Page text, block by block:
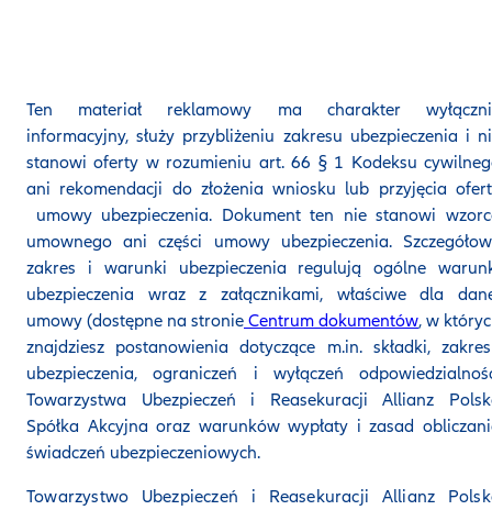
Ten materiał reklamowy ma charakter
informacyjny, służy przybliżeniu zakresu ubezpieczenia i
stanowi oferty w rozumieniu art. 66 § 1 Kodeksu
ani rekomendacji do złożenia wniosku lub przyjęcia
umowy ubezpieczenia. Dokument ten nie stanowi
umownego ani części umowy ubezpieczenia.
zakres i warunki ubezpieczenia regulują ogólne
ubezpieczenia wraz z załącznikami, właściwe dla
umowy (dostępne na stronie Centrum dokumentów, w
znajdziesz postanowienia dotyczące m.in. składki,
ubezpieczenia, ograniczeń i wyłączeń
Towarzystwa Ubezpieczeń i Reasekuracji Allianz
Spółka Akcyjna oraz warunków wypłaty i zasad
świadczeń ubezpieczeniowych.
Towarzystwo Ubezpieczeń i Reasekuracji Allianz